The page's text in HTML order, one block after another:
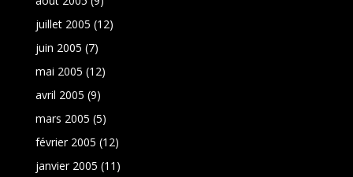
juillet 2005 (12)
juin 2005 (7)
mai 2005 (12)
avril 2005 (9)
mars 2005 (5)
février 2005 (12)
janvier 2005 (11)